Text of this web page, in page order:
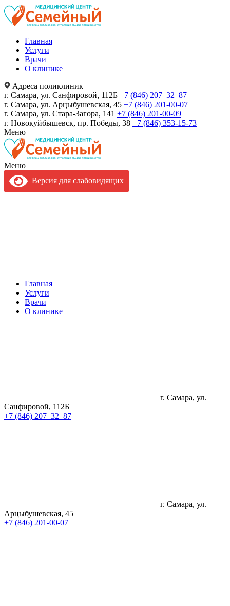
Главная
Услуги
Врачи
О клинике
Адреса поликлиник
г. Самара, ул. Санфировой, 112Б +7 (846) 207‒32‒87
г. Самара, ул. Арцыбушевская, 45 +7 (846) 201-00-07
г. Самара, ул. Стара-Загора, 141 +7 (846) 201-00-09
г. Новокуйбышевск, пр. Победы, 38 +7 (846) 353-15-73
Меню
Меню
Версия для слабовидящих
Главная
Услуги
Врачи
О клинике
г. Самара, ул.
Санфировой, 112Б
+7 (846) 207‒32‒87
г. Самара, ул.
Арцыбушевская, 45
+7 (846) 201-00-07